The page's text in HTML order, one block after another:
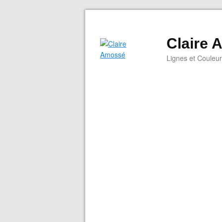
Claire
Lignes et